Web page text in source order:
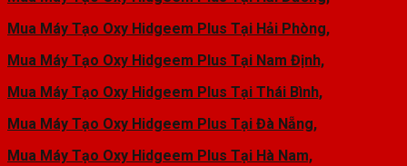
Mua Máy Tạo Oxy Hidgeem Plus Tại Hải Phòng,
Mua Máy Tạo Oxy Hidgeem Plus Tại Nam Định,
Mua Máy Tạo Oxy Hidgeem Plus Tại Thái Bình,
Mua Máy Tạo Oxy Hidgeem Plus Tại Đà Nẵng,
Mua Máy Tạo Oxy Hidgeem Plus Tại Hà Nam,